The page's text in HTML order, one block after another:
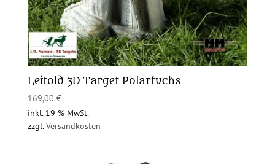
Leitold 3D Target Polarfuchs
169,00 €
inkl. 19 % MwSt.
zzgl.Versandkosten